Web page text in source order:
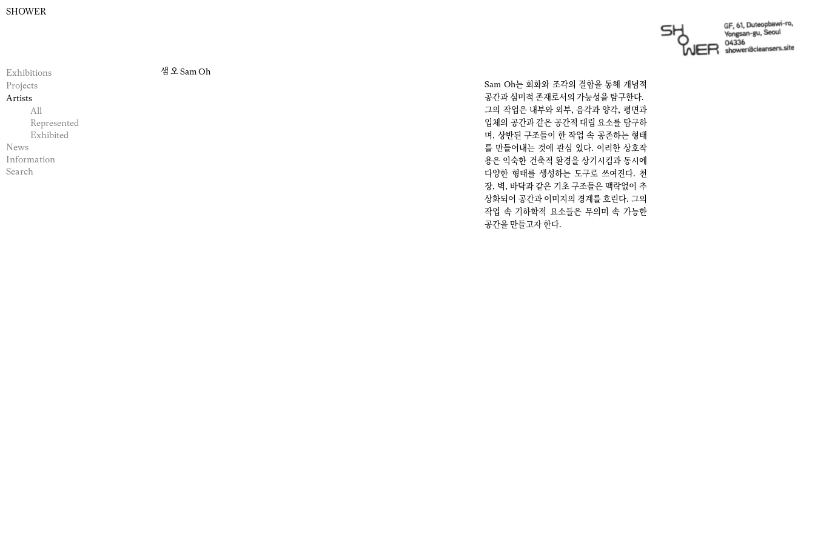
SHOWER
Exhibitions
Projects
Artists
All
Represented
Exhibited
News
Information
Search
샘 오 Sam Oh
Sam Oh는 회화와 조각의 결합을 통해 개념적
공간과 심미적 존재로서의 가능성을 탐구한다.
그의 작업은 내부와 외부, 음각과 양각, 평면과
입체의 공간과 같은 공간적 대립 요소를 탐구하
며, 상반된 구조들이 한 작업 속 공존하는 형태
를 만들어내는 것에 관심 있다. 이러한 상호작
용은 익숙한 건축적 환경을 상기시킴과 동시에
다양한 형태를 생성하는 도구로 쓰여진다. 천
장, 벽, 바닥과 같은 기초 구조들은 맥락없이 추
상화되어 공간과 이미지의 경계를 흐린다. 그의
작업 속 기하학적 요소들은 무의미 속 가능한
공간을 만들고자 한다.